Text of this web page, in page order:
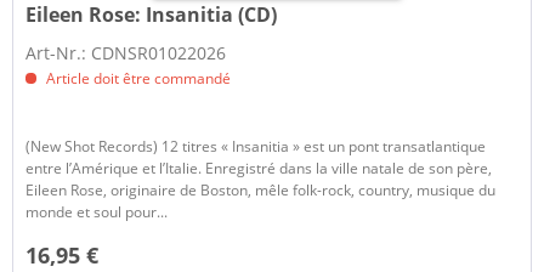
Eileen Rose: Insanitia (CD)
Art-Nr.: CDNSR01022026
Article doit être commandé
(New Shot Records) 12 titres « Insanitia » est un pont transatlantique
entre l’Amérique et l’Italie. Enregistré dans la ville natale de son père,
Eileen Rose, originaire de Boston, mêle folk-rock, country, musique du
monde et soul pour...
16,95 €